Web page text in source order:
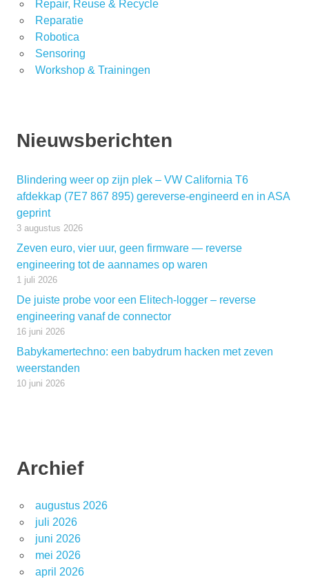
Repair, Reuse & Recycle
Reparatie
Robotica
Sensoring
Workshop & Trainingen
Nieuwsberichten
Blindering weer op zijn plek – VW California T6
afdekkap (7E7 867 895) gereverse-engineerd en in ASA
geprint
3 augustus 2026
Zeven euro, vier uur, geen firmware — reverse
engineering tot de aannames op waren
1 juli 2026
De juiste probe voor een Elitech-logger – reverse
engineering vanaf de connector
16 juni 2026
Babykamertechno: een babydrum hacken met zeven
weerstanden
10 juni 2026
Archief
augustus 2026
juli 2026
juni 2026
mei 2026
april 2026